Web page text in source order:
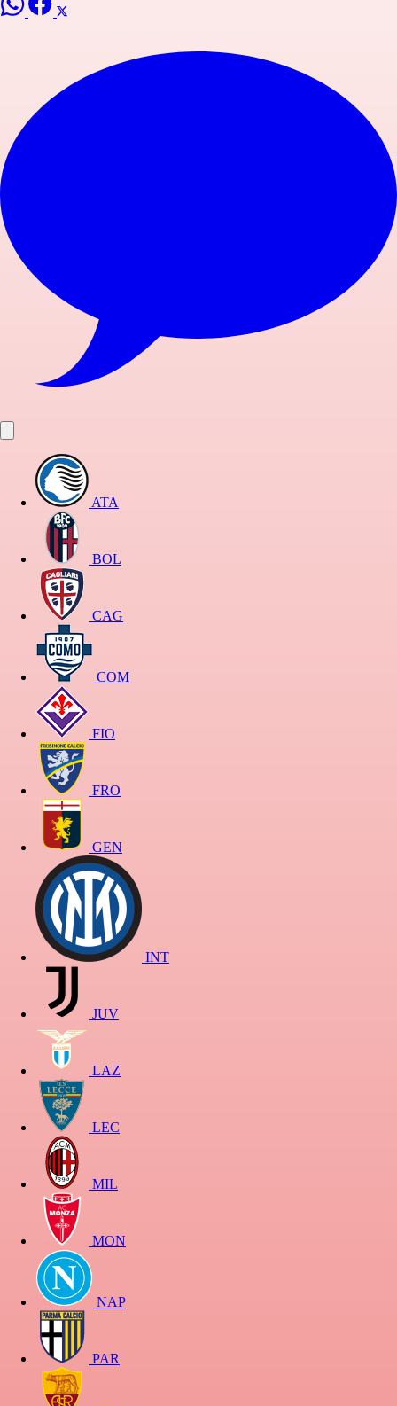
ATA
BOL
CAG
COM
FIO
FRO
GEN
INT
JUV
LAZ
LEC
MIL
MON
NAP
PAR